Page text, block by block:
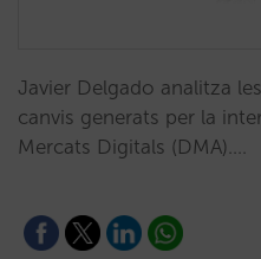
Javier Delgado analitza
canvis generats per la
Mercats Digitals (DMA).…